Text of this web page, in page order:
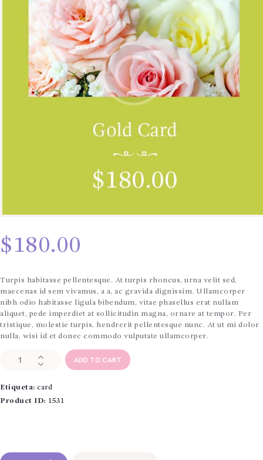
$180.00
Turpis habitasse pellentesque. At turpis rhoncus, urna velit sed,
maecenas id sem vivamus, a a, ac gravida dignissim. Ullamcorper
nibh odio habitasse ligula bibendum, vitae phasellus erat nullam
aliquet, pede imperdiet at sollicitudin magna, ornare at tempor. Per
tristique, molestie turpis, hendrerit pellentesque nunc. At ut mi dolor
nulla, wisi id et donec commodo vulputate ullamcorper.
ADD TO CART
Etiqueta: card
Product ID: 1531